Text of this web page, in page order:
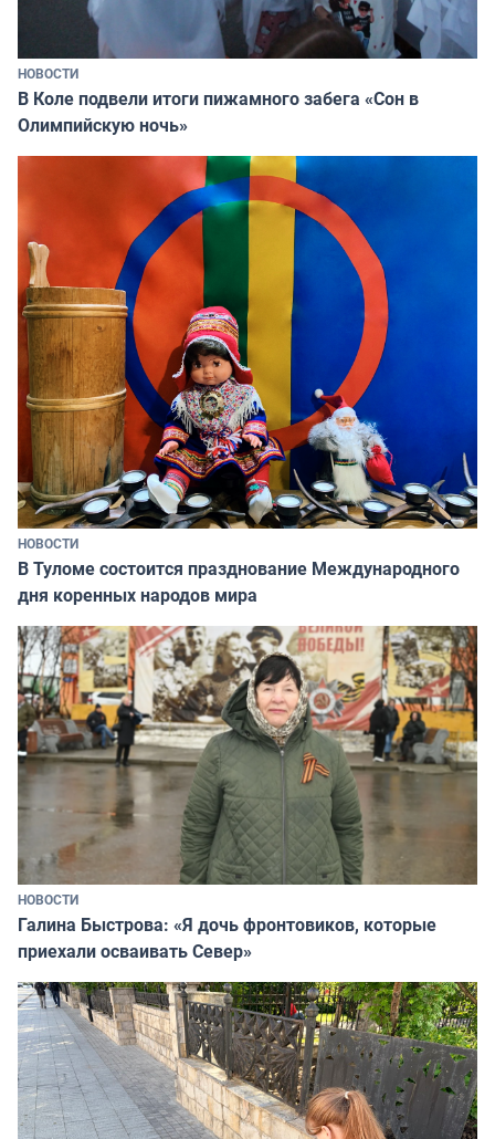
НОВОСТИ
В Коле подвели итоги пижамного забега «Сон в
Олимпийскую ночь»
НОВОСТИ
В Туломе состоится празднование Международного
дня коренных народов мира
НОВОСТИ
Галина Быстрова: «Я дочь фронтовиков, которые
приехали осваивать Север»